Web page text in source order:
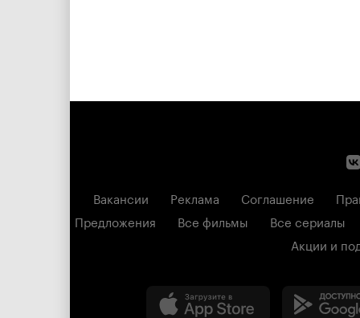
Вакансии Реклама Соглашение
Предложения
Все фильмы
Все сериалы
Акции и